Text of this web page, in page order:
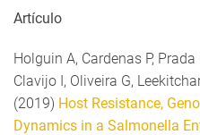
Artículo
Holguin A, Cardenas P,
Clavijo I, Oliveira G,
(2019) Host Resistance,
Dynamics in a Salmonella